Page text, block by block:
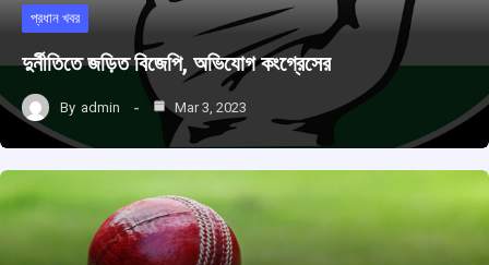
প্রধান খবর
দুর্নীতিতে জড়িত বিজেপি, অভিযোগ কংগ্রেসের
By admin Mar 3, 2023